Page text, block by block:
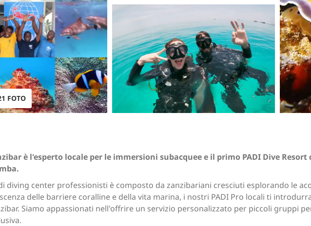
FOTO
è l'esperto locale per le immersioni subacquee e il primo PADI Dive
diving center professionisti è composto da zanzibariani cresciuti esplorando le
delle barriere coralline e della vita marina, i nostri PADI Pro locali ti
Siamo appassionati nell'offrire un servizio personalizzato per piccoli gruppi